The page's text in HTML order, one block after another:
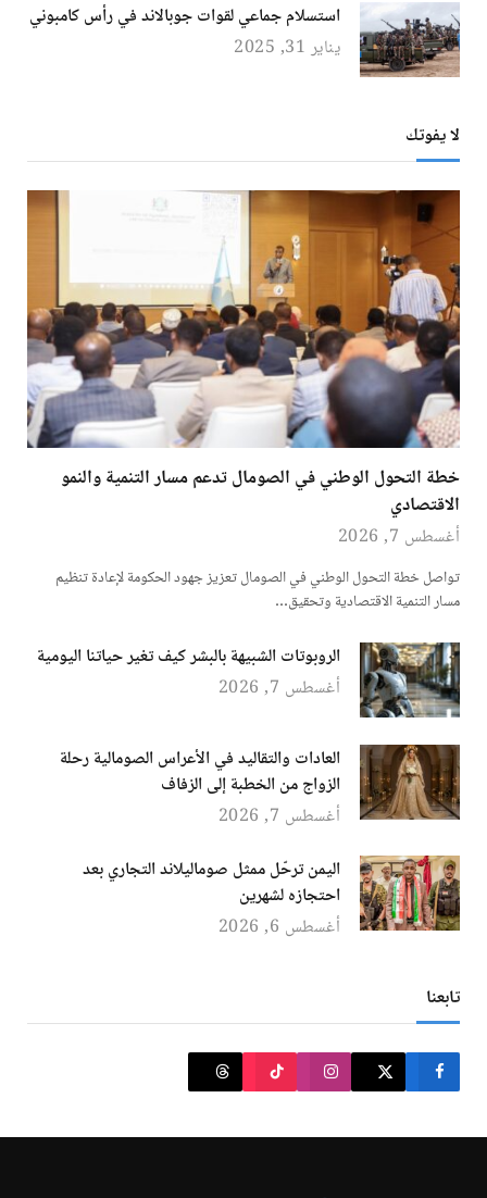
استسلام جماعي لقوات جوبالاند في رأس كامبوني
يناير 31, 2025
لا يفوتك
خطة التحول الوطني في الصومال تدعم مسار التنمية والنمو
الاقتصادي
أغسطس 7, 2026
تواصل خطة التحول الوطني في الصومال تعزيز جهود الحكومة لإعادة تنظيم
مسار التنمية الاقتصادية وتحقيق…
الروبوتات الشبيهة بالبشر كيف تغير حياتنا اليومية
أغسطس 7, 2026
العادات والتقاليد في الأعراس الصومالية رحلة
الزواج من الخطبة إلى الزفاف
أغسطس 7, 2026
اليمن ترحّل ممثل صوماليلاند التجاري بعد
احتجازه لشهرين
أغسطس 6, 2026
تابعنا